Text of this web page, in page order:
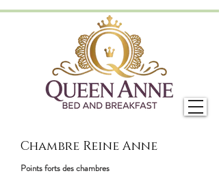
Chambre Reine Anne
Points forts des chambres